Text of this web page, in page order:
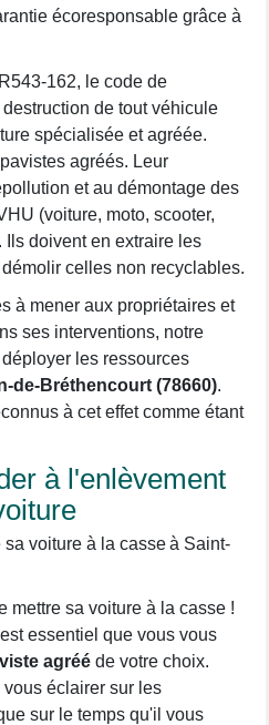
écoresponsable grâce à
162, le code de
de tout véhicule
spécialisée et agréée.
agréés. Leur
et au démontage des
(voiture, moto, scooter,
Ils doivent en extraire les
celles non recyclables.
à mener aux propriétaires et
ses interventions, notre
les ressources
de-Bréthencourt (78660).
à cet effet comme étant
à l'enlèvement
voiture à la casse à Saint-
mettre sa voiture à la casse !
essentiel que vous vous
agréé de votre choix.
éclairer sur les
sur le temps qu'il vous